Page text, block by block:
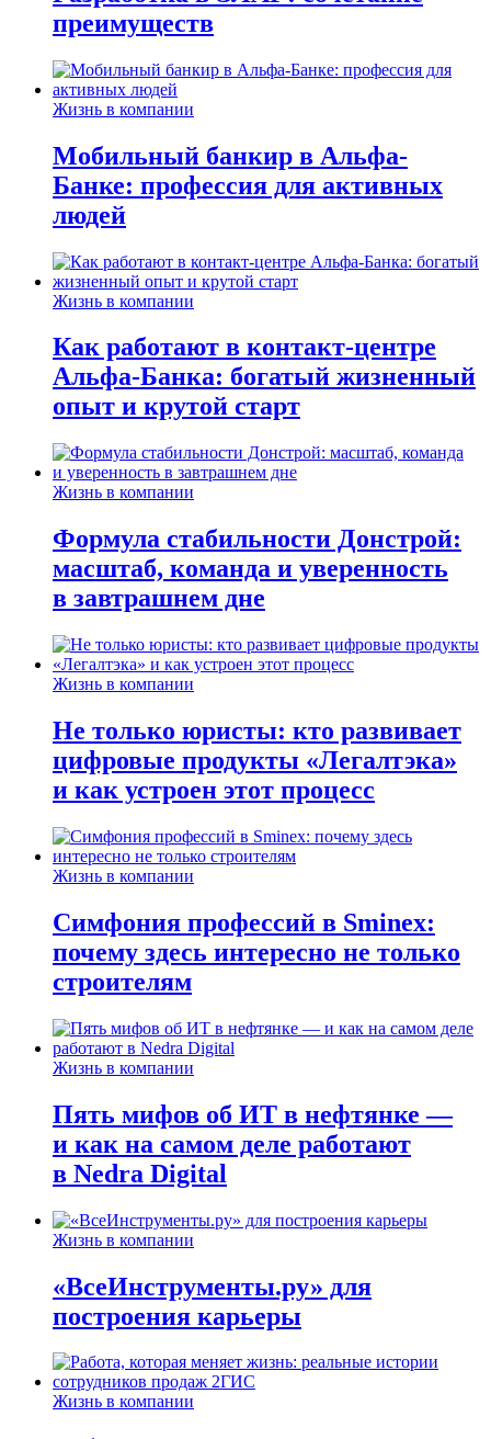
преимуществ
Жизнь в компании
Мобильный банкир в Альфа-
Банке: профессия для активных
людей
Жизнь в компании
Как работают в контакт-центре
Альфа-Банка: богатый жизненный
опыт и крутой старт
Жизнь в компании
Формула стабильности Донстрой:
масштаб, команда и уверенность
в завтрашнем дне
Жизнь в компании
Не только юристы: кто развивает
цифровые продукты «Легалтэка»
и как устроен этот процесс
Жизнь в компании
Симфония профессий в Sminex:
почему здесь интересно не только
строителям
Жизнь в компании
Пять мифов об ИТ в нефтянке —
и как на самом деле работают
в Nedra Digital
Жизнь в компании
«ВсеИнструменты.ру» для
построения карьеры
Жизнь в компании